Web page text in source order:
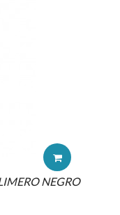
NEGRO